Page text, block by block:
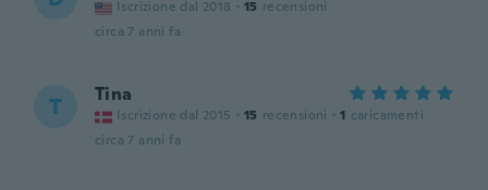
Iscrizione dal 2018 · 15 recensioni
circa 7 anni fa
T Tina
Iscrizione dal 2015 · 15 recensioni · 1 caricamenti
circa 7 anni fa